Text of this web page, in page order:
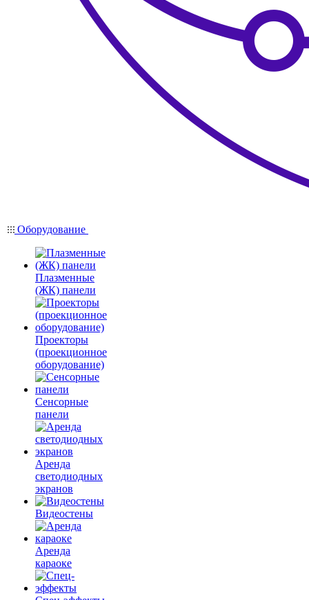
Оборудование
Плазменные
(ЖК) панели
Проекторы
(проекционное
оборудование)
Сенсорные
панели
Аренда
светодиодных
экранов
Видеостены
Аренда
караоке